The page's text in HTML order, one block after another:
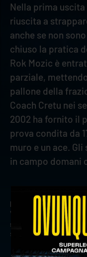
Nella prima
riuscita a
anche se non
chiuso la pratica
Rok Mozic è
parziale,
pallone della
Coach Cretu nei
2002 ha fornito il
prova condita da
muro e un ace.
in campo domani
precedente:
wevza, italia ok al tie-
successivo:
jovovic:
scelta migliore"